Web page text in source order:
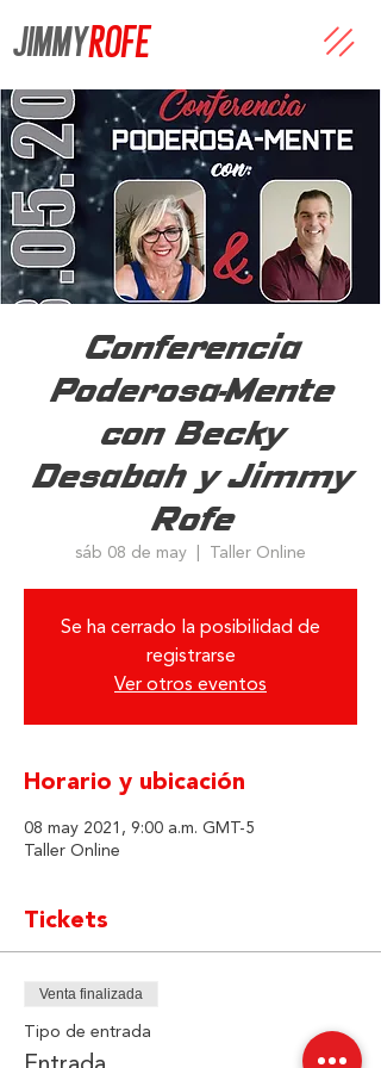
JIMMYROFE
Conferencia
Poderosa-Mente
con Becky
Desabah y Jimmy
Rofe
sáb 08 de may Taller Online
Se ha cerrado la posibilidad de
registrarse
Ver otros eventos
Horario y ubicación
08 may 2021, 9:00 a.m. GMT-5
Taller Online
Tickets
Venta finalizada
Tipo de entrada